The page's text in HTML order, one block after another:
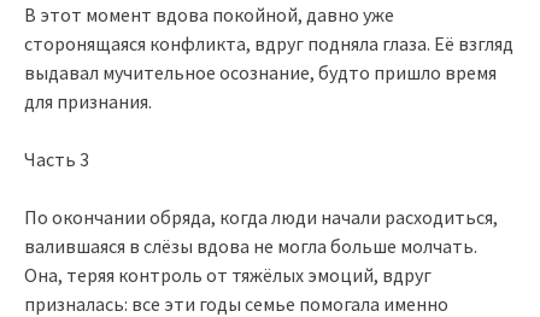
В этот момент вдова покойной, давно уже
сторонящаяся конфликта, вдруг подняла глаза. Её взгляд
выдавал мучительное осознание, будто пришло время
для признания.
Часть 3
По окончании обряда, когда люди начали расходиться,
валившаяся в слёзы вдова не могла больше молчать.
Она, теряя контроль от тяжёлых эмоций, вдруг
призналась: все эти годы семье помогала именно